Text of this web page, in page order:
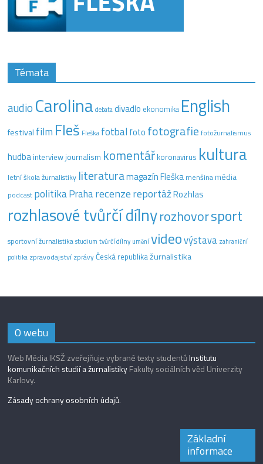
Témata
audio Carolina debata divadlo ekonomika English
festival film Fleš Fleška fotbal foto fotografie fotožurnalismus
hudba interview journalism komentář koronavirus kultura
letní škola žurnalistiky literaturamagazín Fleška menšinamédia
podcast politikaPraharecenzereportážRozhlas
rozhlasové tvůrčí dílnyrozhovorsport
sportovní žurnalistika studium tvůrčí dílny uměnívideovýstava zahraniční
politika zpravodajstvízprávyČeská republikažurnalistika
O webu
Web Média IKSŽ zveřejňuje vybrané texty studentůInstitutu
komunikačních studií a žurnalistikyFakulty sociálních věd Univerzity
Karlovy.
Zásady ochrany osobních údajů.
Základní
informace